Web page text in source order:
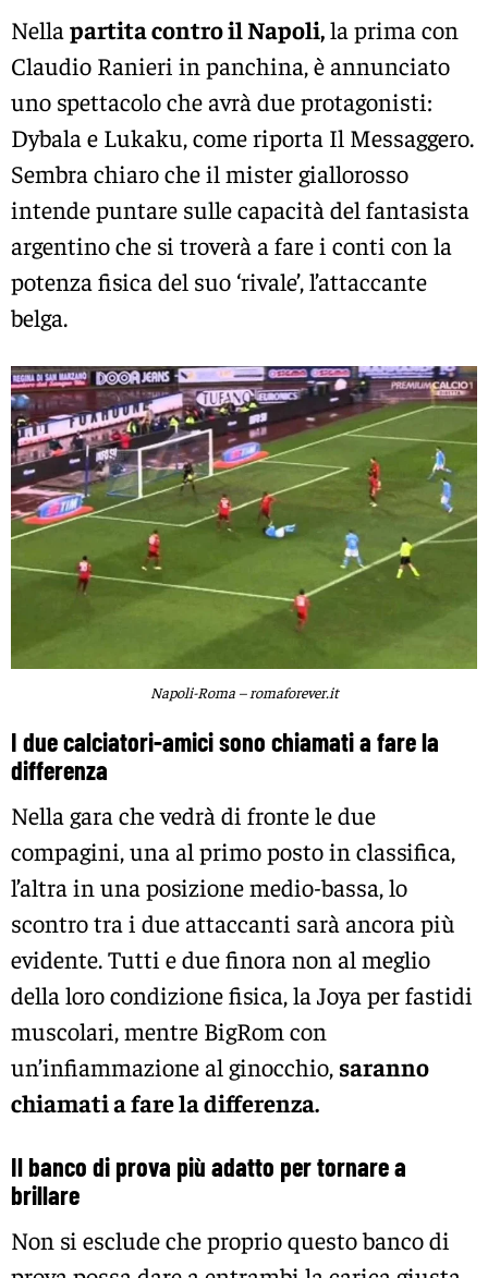
Nella partita contro il Napoli,la prima con
Claudio Ranieri in panchina, è annunciato
uno spettacolo che avrà due protagonisti:
Dybala e Lukaku, come riporta Il Messaggero.
Sembra chiaro che il mister giallorosso
intende puntare sulle capacità del fantasista
argentino che si troverà a fare i conti con la
potenza fisica del suo ‘rivale’, l’attaccante
belga.
Napoli-Roma – romaforever.it
I due calciatori-amici sono chiamati a fare la
differenza
Nella gara che vedrà di fronte le due
compagini, una al primo posto in classifica,
l’altra in una posizione medio-bassa, lo
scontro tra i due attaccanti sarà ancora più
evidente. Tutti e due finora non al meglio
della loro condizione fisica, la Joya per fastidi
muscolari, mentre BigRom con
un’infiammazione al ginocchio, saranno
chiamati a fare la differenza.
Il banco di prova più adatto per tornare a
brillare
Non si esclude che proprio questo banco di